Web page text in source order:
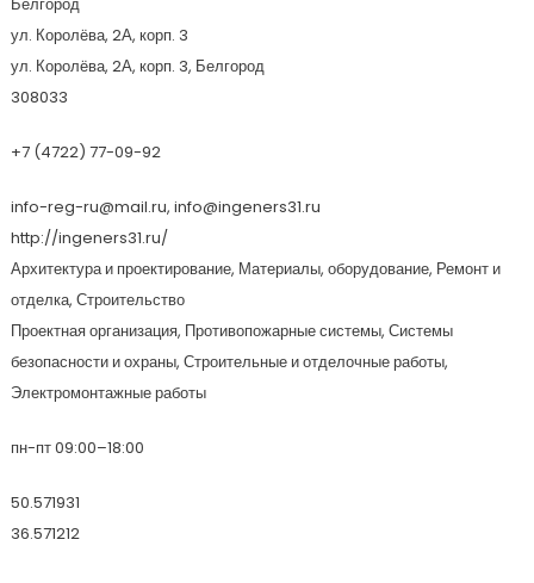
ул. Королёва, 2А, корп. 3
ул. Королёва, 2А, корп. 3, Белгород
308033
+7 (4722) 77-09-92
info-reg-ru@mail.ru, info@ingeners31.ru
http://ingeners31.ru/
Архитектура и проектирование, Материалы, оборудование, Ремонт и
отделка, Строительство
Проектная организация, Противопожарные системы, Системы
безопасности и охраны, Строительные и отделочные работы,
Электромонтажные работы
пн-пт 09:00–18:00
50.571931
36.571212